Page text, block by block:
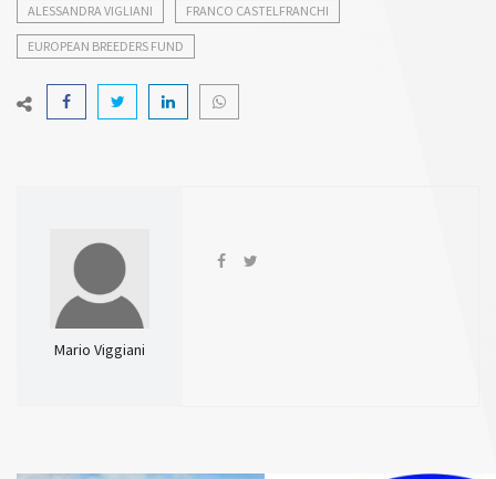
ALESSANDRA VIGLIANI FRANCO CASTELFRANCHI
EUROPEAN BREEDERS FUND
Mario Viggiani